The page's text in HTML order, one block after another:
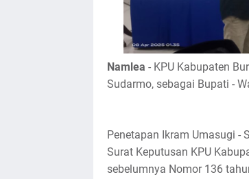
Namlea - KPU Kabupaten
Sudarmo, sebagai Bupati -
Penetapan Ikram Umasugi -
Surat Keputusan KPU
sebelumnya Nomor 136